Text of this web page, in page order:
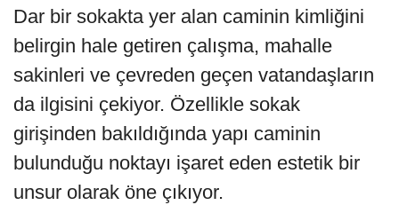
Dar bir sokakta yer alan caminin kimliğini
belirgin hale getiren çalışma, mahalle
sakinleri ve çevreden geçen vatandaşların
da ilgisini çekiyor. Özellikle sokak
girişinden bakıldığında yapı caminin
bulunduğu noktayı işaret eden estetik bir
unsur olarak öne çıkıyor.